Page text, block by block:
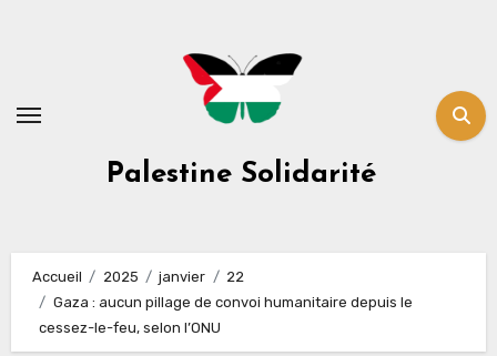
Palestine Solidarité
Accueil 2025 janvier
22
Gaza : aucun pillage de convoi humanitaire depuis le
cessez-le-feu, selon l’ONU